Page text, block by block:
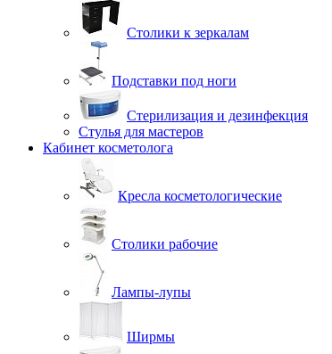
Столики к зеркалам
Подставки под ноги
Стерилизация и дезинфекция
Стулья для мастеров
Кабинет косметолога
Кресла косметологические
Столики рабочие
Лампы-лупы
Ширмы